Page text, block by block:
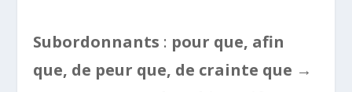
Subordonnants : pour que, afin
que, de peur que, de crainte que →